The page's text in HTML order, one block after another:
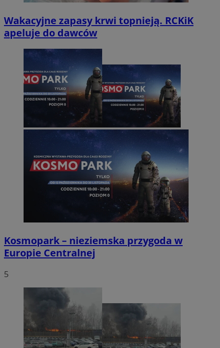
Wakacyjne zapasy krwi topnieją. RCKiK
apeluje do dawców
Kosmopark – nieziemska przygoda w
Europie Centralnej
5